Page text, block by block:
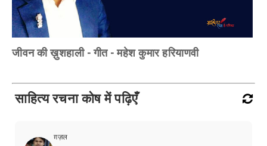
जीवन की ख़ुशहाली - गीत - महेश कुमार हरियाणवी
साहित्य रचना कोष में पढ़िएँ
ग़ज़ल